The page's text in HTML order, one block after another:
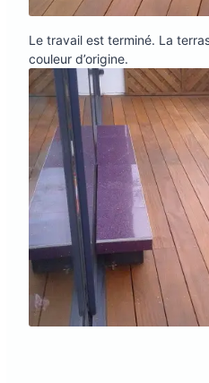
Le travail est terminé. La
couleur d’origine.